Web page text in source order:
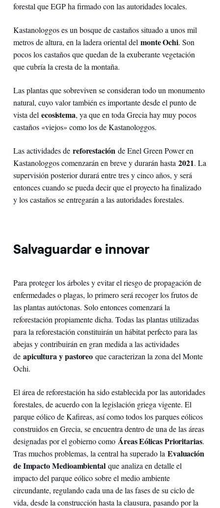
forestal que EGP ha firmado con las autoridades locales.
Kastanologgos es un bosque de castaños situado a unos mil
metros de altura, en la ladera oriental del monte Ochi. Son
pocos los castaños que quedan de la exuberante vegetación
que cubría la cresta de la montaña.
Las plantas que sobreviven se consideran todo un monumento
natural, cuyo valor también es importante desde el punto de
vista del ecosistema, ya que en toda Grecia hay muy pocos
castaños «viejos» como los de Kastanologgos.
Las actividades de reforestaciónde Enel Green Power en
Kastanologgos comenzarán en breve y durarán hasta 2021. La
supervisión posterior durará entre tres y cinco años, y será
entonces cuando se pueda decir que el proyecto ha finalizado
y los castaños se entregarán a las autoridades forestales.
Salvaguardar e innovar
Para proteger los árboles y evitar el riesgo de propagación de
enfermedades o plagas, lo primero será recoger los frutos de
las plantas autóctonas. Solo entonces comenzará la
reforestación propiamente dicha. Todas las plantas utilizadas
para la reforestación constituirán un hábitat perfecto para las
abejas y contribuirán en gran medida a las actividades
de apicultura y pastoreo que caracterizan la zona del Monte
Ochi.
El área de reforestación ha sido establecida por las autoridades
forestales, de acuerdo con la legislación griega vigente. El
parque eólico de Kafireas, así como todos los parques eólicos
construidos en Grecia, se encuentra dentro de una de las áreas
designadas por el gobierno como Áreas Eólicas Prioritarias.
Tras muchos problemas, la central ha superado la Evaluación
de Impacto Medioambientalque analiza en detalle el
impacto del parque eólico sobre el medio ambiente
circundante, regulando cada una de las fases de su ciclo de
vida, desde la construcción hasta la clausura, pasando por la